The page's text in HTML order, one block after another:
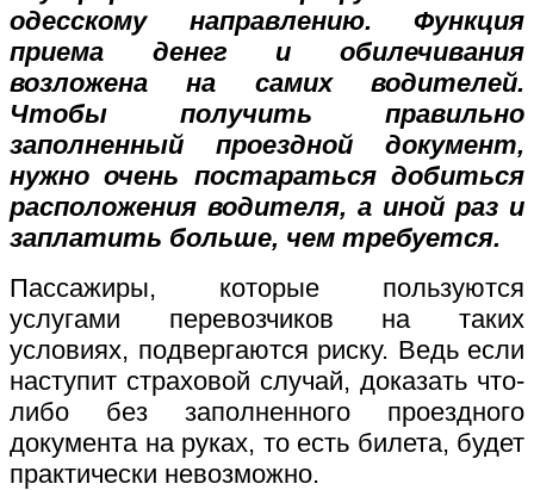
одесскому направлению. Функция
приема денег и обилечивания
возложена на самих водителей.
Чтобы получить правильно
заполненный проездной документ,
нужно очень постараться добиться
расположения водителя, а иной раз и
заплатить больше, чем требуется.
Пассажиры, которые пользуются
услугами перевозчиков на таких
условиях, подвергаются риску. Ведь если
наступит страховой случай, доказать что-
либо без заполненного проездного
документа на руках, то есть билета, будет
практически невозможно.